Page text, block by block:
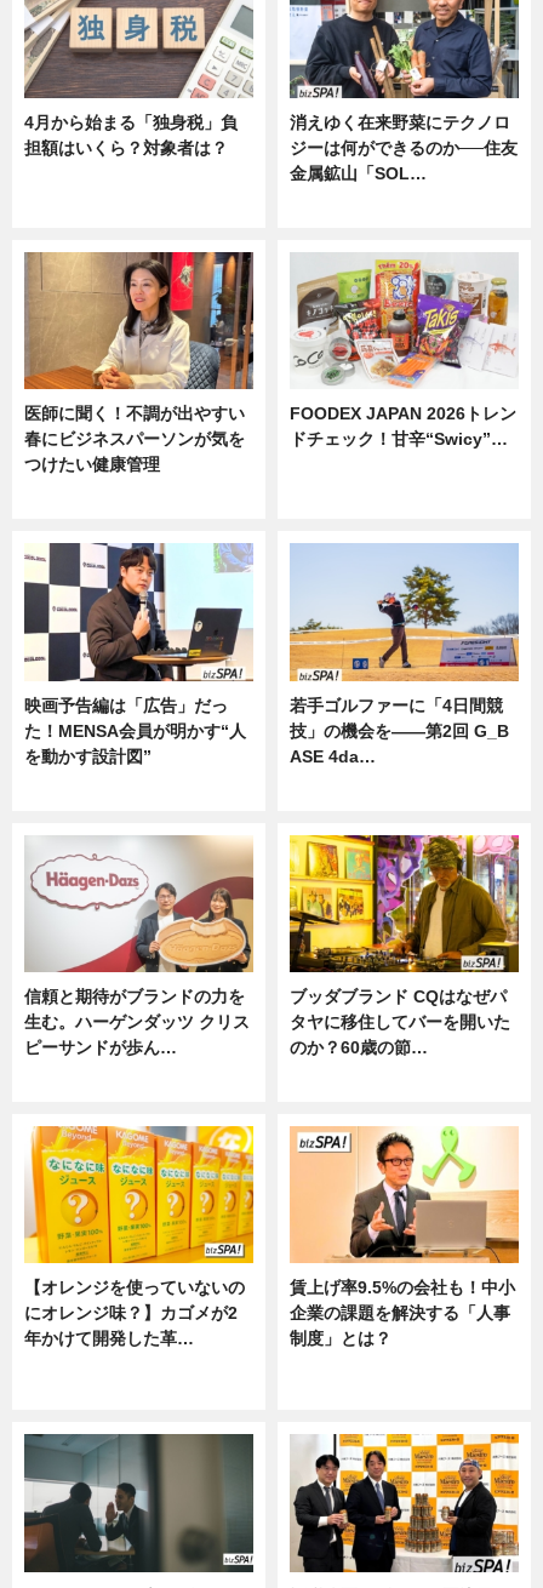
4月から始まる「独身税」負
担額はいくら？対象者は？
消えゆく在来野菜にテクノロ
ジーは何ができるのか──住友
金属鉱山「SOL…
医師に聞く！不調が出やすい
春にビジネスパーソンが気を
つけたい健康管理
FOODEX JAPAN 2026トレン
ドチェック！甘辛“Swicy”…
映画予告編は「広告」だっ
た！MENSA会員が明かす“人
を動かす設計図”
若手ゴルファーに「4日間競
技」の機会を——第2回 G_B
ASE 4da…
信頼と期待がブランドの力を
生む。ハーゲンダッツ クリス
ピーサンドが歩ん…
ブッダブランド CQはなぜパ
タヤに移住してバーを開いた
のか？60歳の節…
【オレンジを使っていないの
にオレンジ味？】カゴメが2
年かけて開発した革…
賃上げ率9.5%の会社も！中小
企業の課題を解決する「人事
制度」とは？